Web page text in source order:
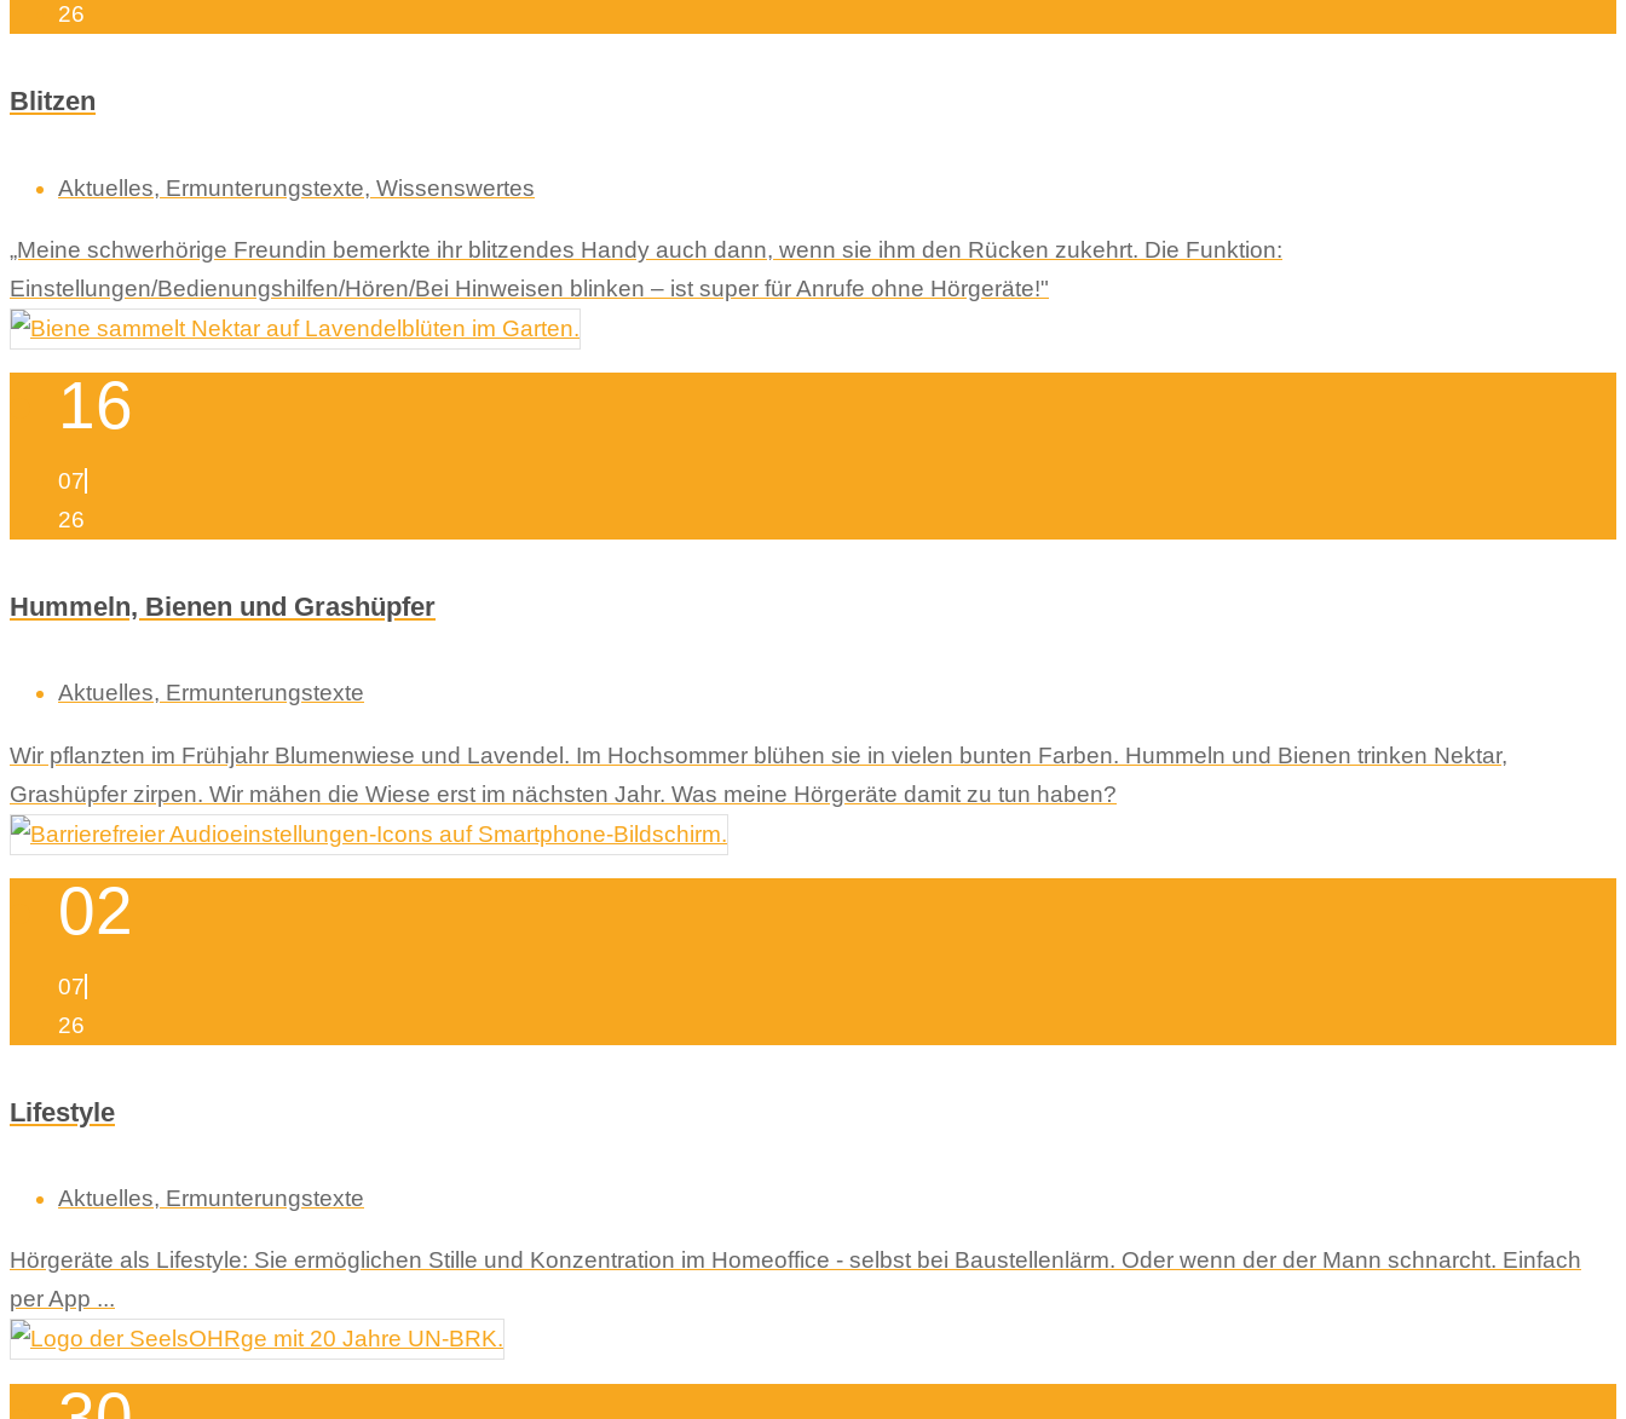
26
Blitzen
Aktuelles, Ermunterungstexte, Wissenswertes
„Meine schwerhörige Freundin bemerkte ihr blitzendes Handy auch dann, wenn sie ihm den Rücken zukehrt. Die Funktion:
Einstellungen/Bedienungshilfen/Hören/Bei Hinweisen blinken – ist super für Anrufe ohne Hörgeräte!"
16
07
26
Hummeln, Bienen und Grashüpfer
Aktuelles, Ermunterungstexte
Wir pflanzten im Frühjahr Blumenwiese und Lavendel. Im Hochsommer blühen sie in vielen bunten Farben. Hummeln und Bienen trinken Nektar,
Grashüpfer zirpen. Wir mähen die Wiese erst im nächsten Jahr. Was meine Hörgeräte damit zu tun haben?
02
07
26
Lifestyle
Aktuelles, Ermunterungstexte
Hörgeräte als Lifestyle: Sie ermöglichen Stille und Konzentration im Homeoffice - selbst bei Baustellenlärm. Oder wenn der der Mann schnarcht. Einfach
per App ...